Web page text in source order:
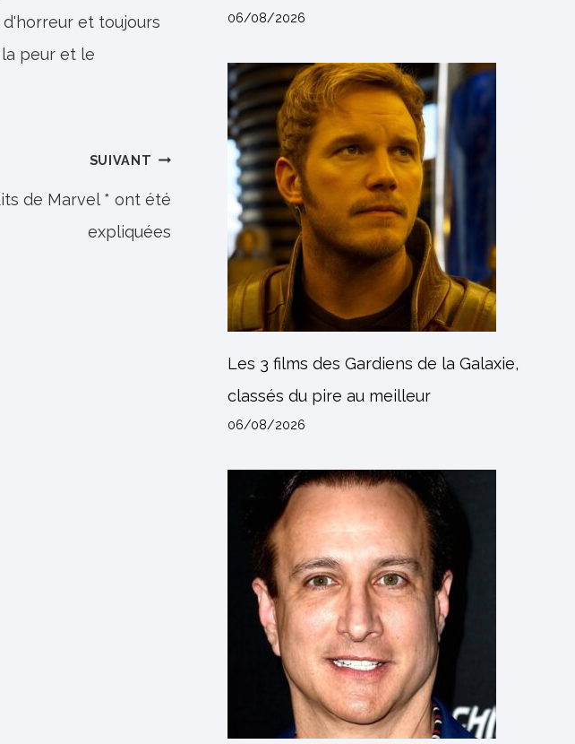
et toujours
peur et le
SUIVANT
de Marvel * ont été
expliquées
06/08/2026
Les 3 films des Gardiens de la Galaxie,
classés du pire au meilleur
06/08/2026